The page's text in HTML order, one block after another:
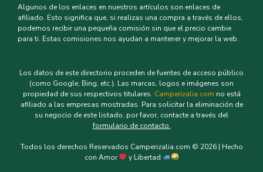
Algunos de los enlaces en nuestros artículos son enlaces de
afiliado. Esto significa que, si realizas una compra a través de ellos,
podemos recibir una pequeña comisión sin que el precio cambie
para ti. Estas comisiones nos ayudan a mantener y mejorar la web.
Los datos de este directorio proceden de fuentes de acceso público
(como Google, Bing, etc.). Las marcas, logos e imágenes son
propiedad de sus respectivos titulares. Camperizalia.com no está
afiliado a las empresas mostradas. Para solicitar la eliminación de
su negocio de este listado, por favor, contacte a través del
formulario de contacto.
Todos los derechos Reservados Camperizalia.com © 2026 | Hecho
con Amor
y Libertad